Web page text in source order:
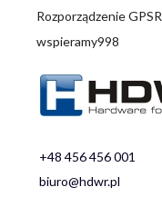
Rozporządzenie GPSR
wspieramy998
+48 456 456 001
biuro@hdwr.pl